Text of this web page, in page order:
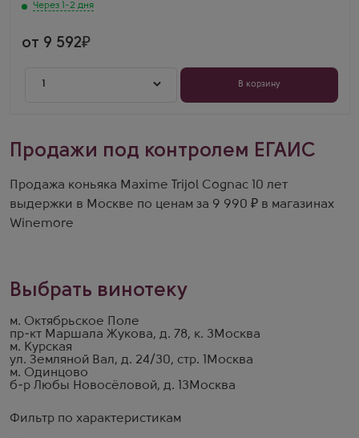
Фильтр по характеристикам
Через 1-2 дня
от 9 592
1 В корзину
Продажи под контролем ЕГАИС
Продажа коньяка Maxime Trijol Cognac 10 лет
выдержки в Москве по ценам за 9 990 ₽ в магазинах
Winemore
Выбрать винотеку
м. Октябрьское Поле
пр-кт Маршала Жукова, д. 78, к. 3 Москва
м. Курская
ул. Земляной Вал, д. 24/30, стр. 1
Москва
м. Одинцово
б-р Любы Новосёловой, д. 13 Москва